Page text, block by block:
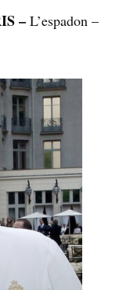
– L’espadon –